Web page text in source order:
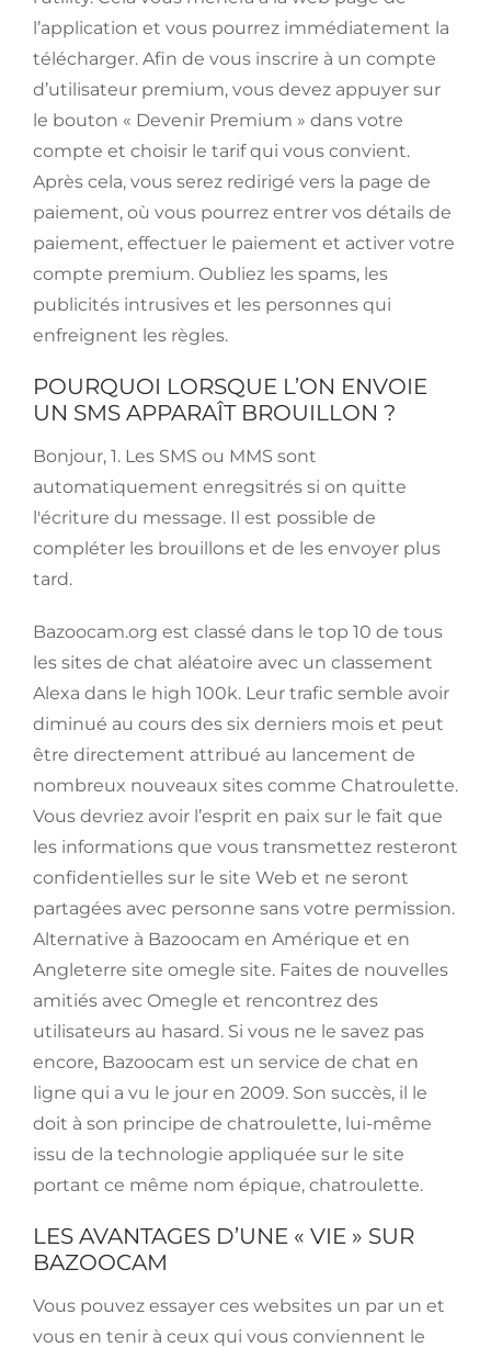
l’application et vous pourrez immédiatement la
télécharger. Afin de vous inscrire à un compte
d’utilisateur premium, vous devez appuyer sur
le bouton « Devenir Premium » dans votre
compte et choisir le tarif qui vous convient.
Après cela, vous serez redirigé vers la page de
paiement, où vous pourrez entrer vos détails de
paiement, effectuer le paiement et activer votre
compte premium. Oubliez les spams, les
publicités intrusives et les personnes qui
enfreignent les règles.
POURQUOI LORSQUE L’ON ENVOIE
UN SMS APPARAÎT BROUILLON ?
Bonjour, 1. Les SMS ou MMS sont
automatiquement enregsitrés si on quitte
l'écriture du message. Il est possible de
compléter les brouillons et de les envoyer plus
tard.
Bazoocam.org est classé dans le top 10 de tous
les sites de chat aléatoire avec un classement
Alexa dans le high 100k. Leur trafic semble avoir
diminué au cours des six derniers mois et peut
être directement attribué au lancement de
nombreux nouveaux sites comme Chatroulette.
Vous devriez avoir l’esprit en paix sur le fait que
les informations que vous transmettez resteront
confidentielles sur le site Web et ne seront
partagées avec personne sans votre permission.
Alternative à Bazoocam en Amérique et en
Angleterre site omegle site. Faites de nouvelles
amitiés avec Omegle et rencontrez des
utilisateurs au hasard. Si vous ne le savez pas
encore, Bazoocam est un service de chat en
ligne qui a vu le jour en 2009. Son succès, il le
doit à son principe de chatroulette, lui-même
issu de la technologie appliquée sur le site
portant ce même nom épique, chatroulette.
LES AVANTAGES D’UNE « VIE » SUR
BAZOOCAM
Vous pouvez essayer ces websites un par un et
vous en tenir à ceux qui vous conviennent le